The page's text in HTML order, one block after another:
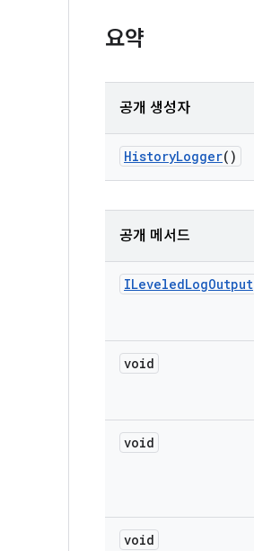
요약
공개 생성자
HistoryLogger()
공개 메서드
ILeveledLogOutput
void
void
void